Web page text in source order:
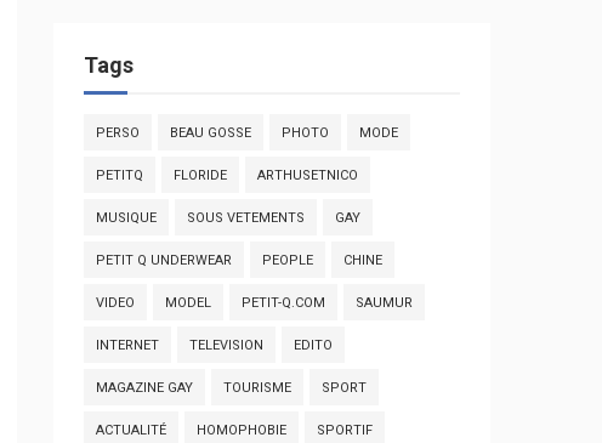
Tags
PERSO BEAU GOSSE PHOTO MODE
PETITQ FLORIDE ARTHUSETNICO
MUSIQUE SOUS VETEMENTS GAY
PETIT Q UNDERWEAR PEOPLE CHINE
VIDEO MODEL PETIT-Q.COM SAUMUR
INTERNET TELEVISION EDITO
MAGAZINE GAY TOURISME SPORT
ACTUALITÉ HOMOPHOBIE SPORTIF